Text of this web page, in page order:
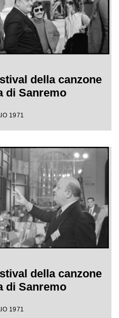
della canzone
di Sanremo
1971
della canzone
di Sanremo
1971